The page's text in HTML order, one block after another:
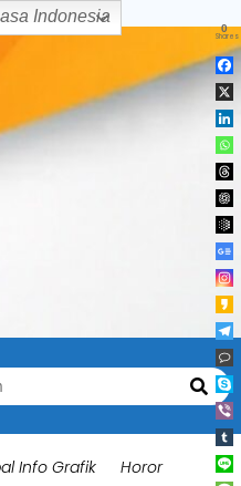
Info Grafik
Horor
0
Shares
Indonesia